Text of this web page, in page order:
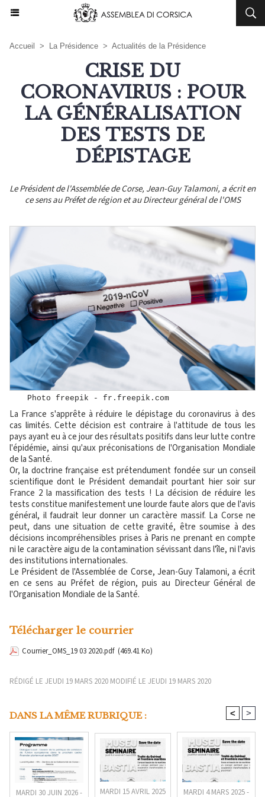
Accueil > La Présidence > Actualités de la Présidence
CRISE DU
CORONAVIRUS : POUR
LA GÉNÉRALISATION
DES TESTS DE
DÉPISTAGE
Le Président de l'Assemblée de Corse, Jean-Guy Talamoni, a écrit en
ce sens au Préfet de région et au Directeur général de l'OMS
Photo freepik - fr.freepik.com
La France s'apprête à réduire le dépistage du coronavirus à des
cas limités. Cette décision est contraire à l'attitude de tous les
pays ayant eu à ce jour des résultats positifs dans leur lutte contre
l'épidémie, ainsi qu'aux préconisations de l'Organisation Mondiale
de la Santé.
Or, la doctrine française est prétendument fondée sur un conseil
scientifique dont le Président demandait pourtant hier soir sur
France 2 la massification des tests ! La décision de réduire les
tests constitue manifestement une lourde faute alors que de l'avis
général, il faudrait leur donner un caractère massif. La Corse ne
peut, dans une situation de cette gravité, être soumise à des
décisions incompréhensibles prises à Paris ne prenant en compte
ni le caractère aigu de la contamination sévissant dans l'île, ni l'avis
des institutions internationales.
Le Président de l'Assemblée de Corse, Jean-Guy Talamoni, a écrit
en ce sens au Préfet de région, puis au Directeur Général de
l'Organisation Mondiale de la Santé.
Télécharger le courrier
Courrier_OMS_19 03 2020.pdf (469.41 Ko)
RÉDIGÉ LE JEUDI 19 MARS 2020 MODIFIÉ LE JEUDI 19 MARS 2020
DANS LA MÊME RUBRIQUE : < >
MARDI 30 JUIN 2026 - MARDI 15 AVRIL 2025 MARDI 4 MARS 2025 -